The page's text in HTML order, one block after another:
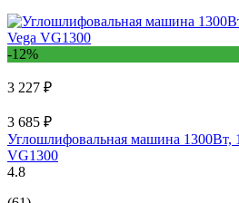
-12%
3 227 ₽
3 685 ₽
Углошлифовальная машина 1300Вт,
VG1300
4.8